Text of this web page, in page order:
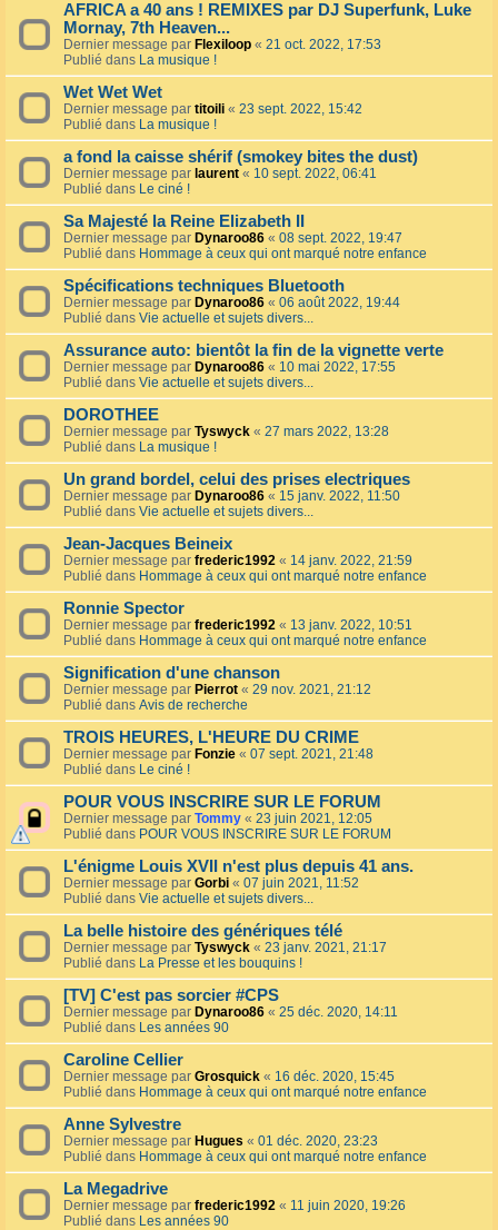
AFRICA a 40 ans ! REMIXES par DJ Superfunk, Luke
Mornay, 7th Heaven...
Dernier message par Flexiloop « 21 oct. 2022, 17:53
Publié dans La musique !
Wet Wet Wet
Dernier message par titoili « 23 sept. 2022, 15:42
Publié dans La musique !
a fond la caisse shérif (smokey bites the dust)
Dernier message par laurent « 10 sept. 2022, 06:41
Publié dans Le ciné !
Sa Majesté la Reine Elizabeth II
Dernier message par Dynaroo86 « 08 sept. 2022, 19:47
Publié dans Hommage à ceux qui ont marqué notre enfance
Spécifications techniques Bluetooth
Dernier message par Dynaroo86 « 06 août 2022, 19:44
Publié dans Vie actuelle et sujets divers...
Assurance auto: bientôt la fin de la vignette verte
Dernier message par Dynaroo86 « 10 mai 2022, 17:55
Publié dans Vie actuelle et sujets divers...
DOROTHEE
Dernier message par Tyswyck « 27 mars 2022, 13:28
Publié dans La musique !
Un grand bordel, celui des prises electriques
Dernier message par Dynaroo86 « 15 janv. 2022, 11:50
Publié dans Vie actuelle et sujets divers...
Jean-Jacques Beineix
Dernier message par frederic1992 « 14 janv. 2022, 21:59
Publié dans Hommage à ceux qui ont marqué notre enfance
Ronnie Spector
Dernier message par frederic1992 « 13 janv. 2022, 10:51
Publié dans Hommage à ceux qui ont marqué notre enfance
Signification d'une chanson
Dernier message par Pierrot « 29 nov. 2021, 21:12
Publié dans Avis de recherche
TROIS HEURES, L'HEURE DU CRIME
Dernier message par Fonzie « 07 sept. 2021, 21:48
Publié dans Le ciné !
POUR VOUS INSCRIRE SUR LE FORUM
Dernier message par Tommy « 23 juin 2021, 12:05
Publié dans POUR VOUS INSCRIRE SUR LE FORUM
L'énigme Louis XVII n'est plus depuis 41 ans.
Dernier message par Gorbi « 07 juin 2021, 11:52
Publié dans Vie actuelle et sujets divers...
La belle histoire des génériques télé
Dernier message par Tyswyck « 23 janv. 2021, 21:17
Publié dans La Presse et les bouquins !
[TV] C'est pas sorcier #CPS
Dernier message par Dynaroo86 « 25 déc. 2020, 14:11
Publié dans Les années 90
Caroline Cellier
Dernier message par Grosquick « 16 déc. 2020, 15:45
Publié dans Hommage à ceux qui ont marqué notre enfance
Anne Sylvestre
Dernier message par Hugues « 01 déc. 2020, 23:23
Publié dans Hommage à ceux qui ont marqué notre enfance
La Megadrive
Dernier message par frederic1992 « 11 juin 2020, 19:26
Publié dans Les années 90